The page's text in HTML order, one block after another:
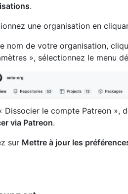
.
une organisation en
nom de votre organisation,
», sélectionnez le menu
Dissocier le compte Patreon »,
via Patreon.
sur Mettre à jour les